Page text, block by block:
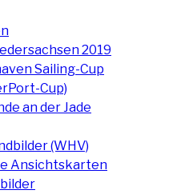
2019
Sailing-Cup
Cup)
an der Jade
(WHV)
Ansichtskarten